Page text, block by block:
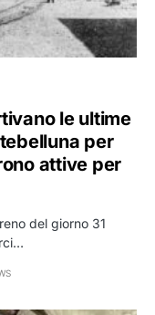
le ultime
per
attive per
del giorno 31